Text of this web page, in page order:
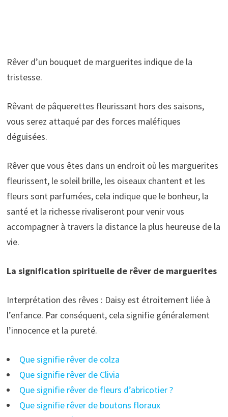
Rêver d’un bouquet de marguerites indique de la
tristesse.
Rêvant de pâquerettes fleurissant hors des saisons,
vous serez attaqué par des forces maléfiques
déguisées.
Rêver que vous êtes dans un endroit où les marguerites
fleurissent, le soleil brille, les oiseaux chantent et les
fleurs sont parfumées, cela indique que le bonheur, la
santé et la richesse rivaliseront pour venir vous
accompagner à travers la distance la plus heureuse de la
vie.
La signification spirituelle de rêver de marguerites
Interprétation des rêves : Daisy est étroitement liée à
l’enfance. Par conséquent, cela signifie généralement
l’innocence et la pureté.
Que signifie rêver de colza
Que signifie rêver de Clivia
Que signifie rêver de fleurs d’abricotier ?
Que signifie rêver de boutons floraux